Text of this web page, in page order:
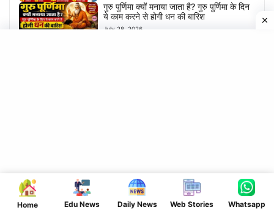
Home Edu News Daily News Web Stories Whatsapp
गुरु पुर्णिमा क्यों मनाया जाता है? गुरु पुर्णिमा के दिन
ये काम करने से होगी धन की बारिश
July 28, 2026
सफल इंवेस्टर
July 24, 2026